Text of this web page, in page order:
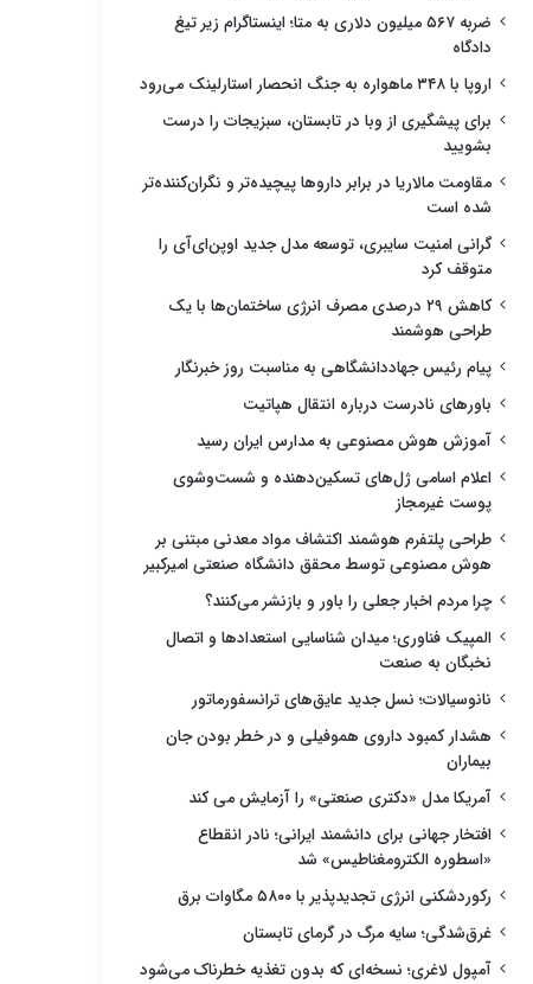
ضربه ۵۶۷ میلیون دلاری به متا؛ اینستاگرام زیر تیغ
دادگاه
اروپا با ۳۴۸ ماهواره به جنگ انحصار استارلینک می‌رود
برای پیشگیری از وبا در تابستان، سبزیجات را درست
بشویید
مقاومت مالاریا در برابر داروها پیچیده‌تر و نگران‌کننده‌تر
شده است
گرانی امنیت سایبری، توسعه مدل جدید اوپن‌ای‌آی را
متوقف کرد
کاهش ۲۹ درصدی مصرف انرژی ساختمان‌ها با یک
طراحی هوشمند
پیام رئیس جهاددانشگاهی به مناسبت روز خبرنگار
باورهای نادرست درباره انتقال هپاتیت
آموزش هوش مصنوعی به مدارس ایران رسید
اعلام اسامی ژل‌های تسکین‌دهنده و شست‌وشوی
پوست غیرمجاز
طراحی پلتفرم هوشمند اکتشاف مواد معدنی مبتنی بر
هوش مصنوعی توسط محقق دانشگاه صنعتی امیرکبیر
چرا مردم اخبار جعلی را باور و بازنشر می‌کنند؟
المپیک فناوری؛ میدان شناسایی استعدادها و اتصال
نخبگان به صنعت
نانوسیالات؛ نسل جدید عایق‌های ترانسفورماتور
هشدار کمبود داروی هموفیلی و در خطر بودن جان
بیماران
آمریکا مدل «دکتری صنعتی» را آزمایش می کند
افتخار جهانی برای دانشمند ایرانی؛ نادر انقطاع
«اسطوره الکترومغناطیس» شد
رکوردشکنی انرژی تجدیدپذیر با ۵۸۰۰ مگاوات برق
غرق‌شدگی؛ سایه مرگ در گرمای تابستان
آمپول لاغری؛ نسخه‌ای که بدون تغذیه خطرناک می‌شود